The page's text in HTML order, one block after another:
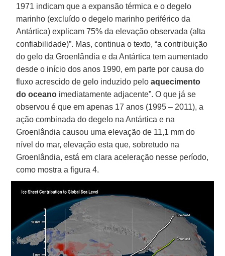
1971 indicam que a expansão térmica e o degelo
marinho (excluído o degelo marinho periférico da
Antártica) explicam 75% da elevação observada (alta
confiabilidade)”. Mas, continua o texto, “a contribuição
do gelo da Groenlândia e da Antártica tem aumentado
desde o início dos anos 1990, em parte por causa do
fluxo acrescido de gelo induzido peloaquecimento
do oceano imediatamente adjacente”. O que já se
observou é que em apenas 17 anos (1995 – 2011), a
ação combinada do degelo na Antártica e na
Groenlândia causou uma elevação de 11,1 mm do
nível do mar, elevação esta que, sobretudo na
Groenlândia, está em clara aceleração nesse período,
como mostra a figura 4.